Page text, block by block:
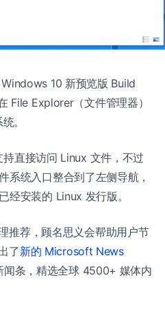
10 新预览版 Build
File Explorer（文件管理器）
。
直接访问 Linux 文件，不过
系统入口整合到了左侧导航，
经安装的 Linux 发行版。
推荐，顾名思义会帮助用户节
了新的 Microsoft News
闻条，精选全球 4500+ 媒体内